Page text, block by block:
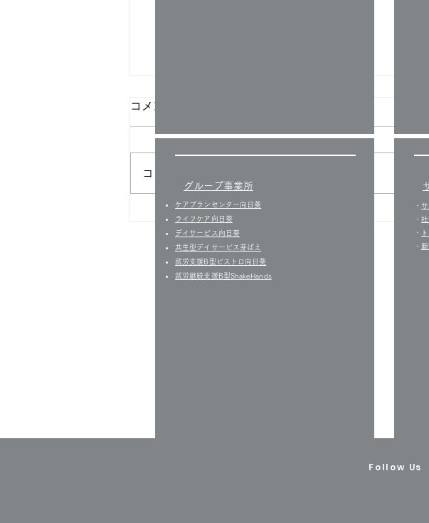
＼コーヒータイムに節約改革
コメント
コメントを追加…
グループ事業所
ケアプランセンター向日葵
ライフケア向日葵
デイサービス向日葵
共生型デイサービス芽ばえ
就労支援B型ビストロ向日葵
就労継続支援B型ShakeHands
・
・
・
​・
Follow Us